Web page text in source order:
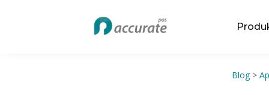
Blog>